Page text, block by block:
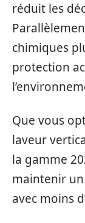
réduit les
chimiques
protection
Que vous
laveur
la gamme
maintenir
avec moins